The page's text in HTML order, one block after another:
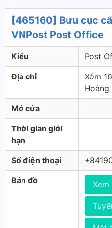
[465160] Bưu cục
VNPost Post Office
Kiểu Post
Địa chỉ
Xóm
Hoàng
Mở cửa
Thời gian giới
hạn
Số điện thoại
Bản đồ Xem